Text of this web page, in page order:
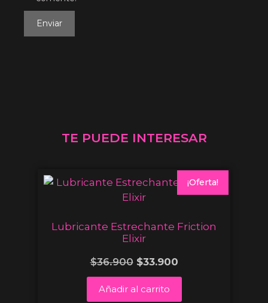
TE PUEDE INTERESAR
¡Oferta!
Lubricante Estrechante Friction
Elixir
$36.900 $33.900
Añadir al carrito